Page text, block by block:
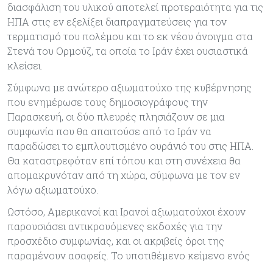
διασφάλιση του υλικού αποτελεί προτεραιότητα για τις
ΗΠΑ στις εν εξελίξει διαπραγματεύσεις για τον
τερματισμό του πολέμου και το εκ νέου άνοιγμα στα
Στενά του Ορμούζ, τα οποία το Ιράν έχει ουσιαστικά
κλείσει.
Σύμφωνα με ανώτερο αξιωματούχο της κυβέρνησης
που ενημέρωσε τους δημοσιογράφους την
Παρασκευή, οι δύο πλευρές πλησιάζουν σε μια
συμφωνία που θα απαιτούσε από το Ιράν να
παραδώσει το εμπλουτισμένο ουράνιό του στις ΗΠΑ.
Θα καταστρεφόταν επί τόπου και στη συνέχεια θα
απομακρυνόταν από τη χώρα, σύμφωνα με τον εν
λόγω αξιωματούχο.
Ωστόσο, Αμερικανοί και Ιρανοί αξιωματούχοι έχουν
παρουσιάσει αντικρουόμενες εκδοχές για την
προσχέδιο συμφωνίας, και οι ακριβείς όροι της
παραμένουν ασαφείς. Το υποτιθέμενο κείμενο ενός